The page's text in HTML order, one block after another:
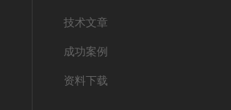
技术文章
成功案例
资料下载